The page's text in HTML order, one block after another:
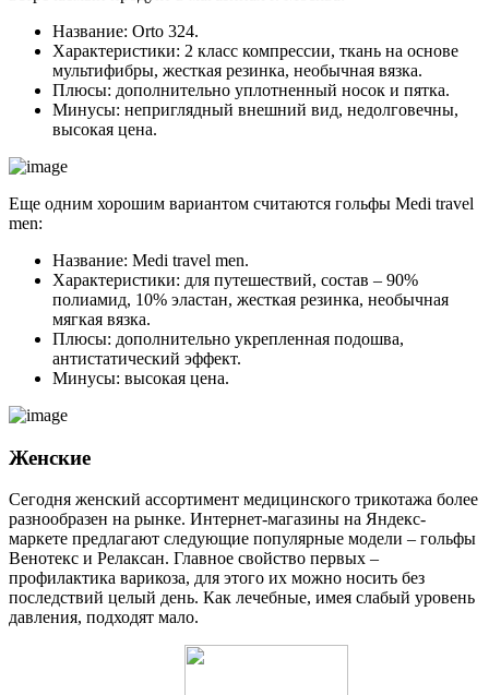
Название: Orto 324.
Характеристики: 2 класс компрессии, ткань на основе
мультифибры, жесткая резинка, необычная вязка.
Плюсы: дополнительно уплотненный носок и пятка.
Минусы: неприглядный внешний вид, недолговечны,
высокая цена.
Еще одним хорошим вариантом считаются гольфы Medi travel
men:
Название: Medi travel men.
Характеристики: для путешествий, состав – 90%
полиамид, 10% эластан, жесткая резинка, необычная
мягкая вязка.
Плюсы: дополнительно укрепленная подошва,
антистатический эффект.
Минусы: высокая цена.
Женские
Сегодня женский ассортимент медицинского трикотажа более
разнообразен на рынке. Интернет-магазины на Яндекс-
маркете предлагают следующие популярные модели – гольфы
Венотекс и Релаксан. Главное свойство первых –
профилактика варикоза, для этого их можно носить без
последствий целый день. Как лечебные, имея слабый уровень
давления, подходят мало.